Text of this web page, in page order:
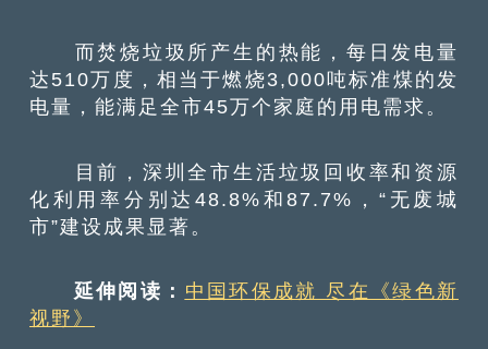
而焚烧垃圾所产生的热能，每日发电量
达510万度，相当于燃烧3,000吨标准煤的发
电量，能满足全市45万个家庭的用电需求。
目前，深圳全市生活垃圾回收率和资源
化利用率分别达48.8%和87.7%，“无废城
市”建设成果显著。
延伸阅读： 中国环保成就 尽在《绿色新
视野》